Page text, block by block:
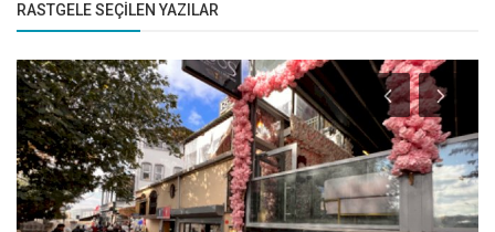
RASTGELE SEÇILEN YAZILAR